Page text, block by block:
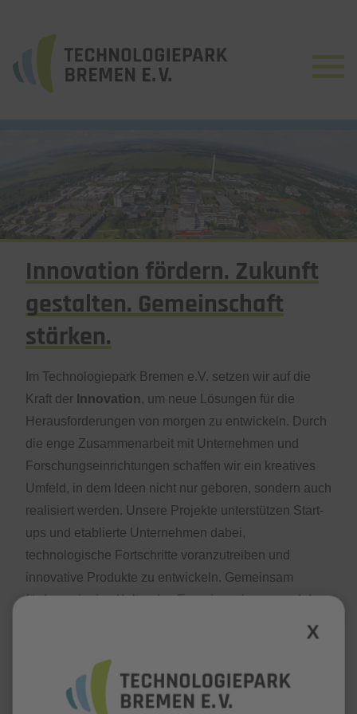
Innovation fördern. Zukunft
gestalten. Gemeinschaft
stärken.
Im Technologiepark Bremen e.V. setzen wir auf die
Kraft der Innovation, um neue Lösungen für die
Herausforderungen von morgen zu entwickeln. Durch
die enge Zusammenarbeit mit Unternehmen und
Forschungseinrichtungen schaffen wir ein kreatives
Umfeld, in dem Ideen nicht nur geboren, sondern auch
realisiert werden. Unsere Projekte unterstützen Start-
ups und etablierte Unternehmen dabei,
technologische Fortschritte voranzutreiben und
innovative Produkte zu entwickeln. Gemeinsam
fördern wir eine Kultur des Experimentierens und des
Zukunft wird heute gestaltet! Im Technologiepark
X